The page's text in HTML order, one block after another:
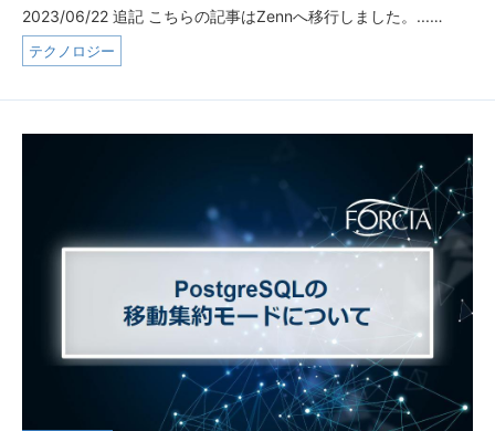
2023/06/22 追記 こちらの記事はZennへ移行しました。...…
テクノロジー